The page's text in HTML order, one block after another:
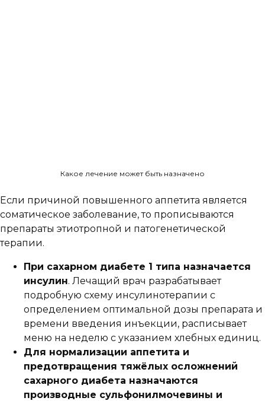
Какое лечение может быть назначено
Если причиной повышенного аппетита является
соматическое заболевание, то прописываются
препараты этиотропной и патогенетической
терапии.
При сахарном диабете 1 типа назначается
инсулин. Лечащий врач разрабатывает
подробную схему инсулинотерапии с
определением оптимальной дозы препарата и
времени введения инъекции, расписывает
меню на неделю с указанием хлебных единиц.
Для нормализации аппетита и
предотвращения тяжёлых осложнений
сахарного диабета назначаются
производные сульфонилмочевины и